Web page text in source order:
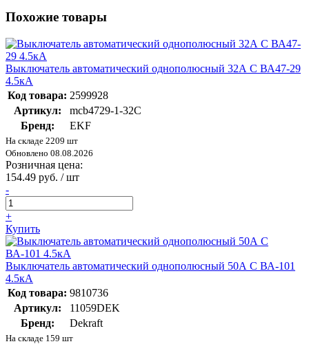
Похожие товары
Выключатель автоматический однополюсный 32А С ВА47-29
4.5кА
Код товара: 2599928
Артикул:
mcb4729-1-32C
Бренд:
EKF
На складе 2209 шт
Обновлено 08.08.2026
Розничная цена:
154.49 руб. / шт
-
+
Купить
Выключатель автоматический однополюсный 50А С ВА-101
4.5кА
Код товара: 9810736
Артикул:
11059DEK
Бренд:
Dekraft
На складе 159 шт